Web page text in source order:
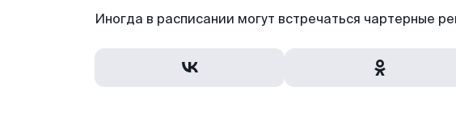
Иногда в расписании могут встречаться чартерные